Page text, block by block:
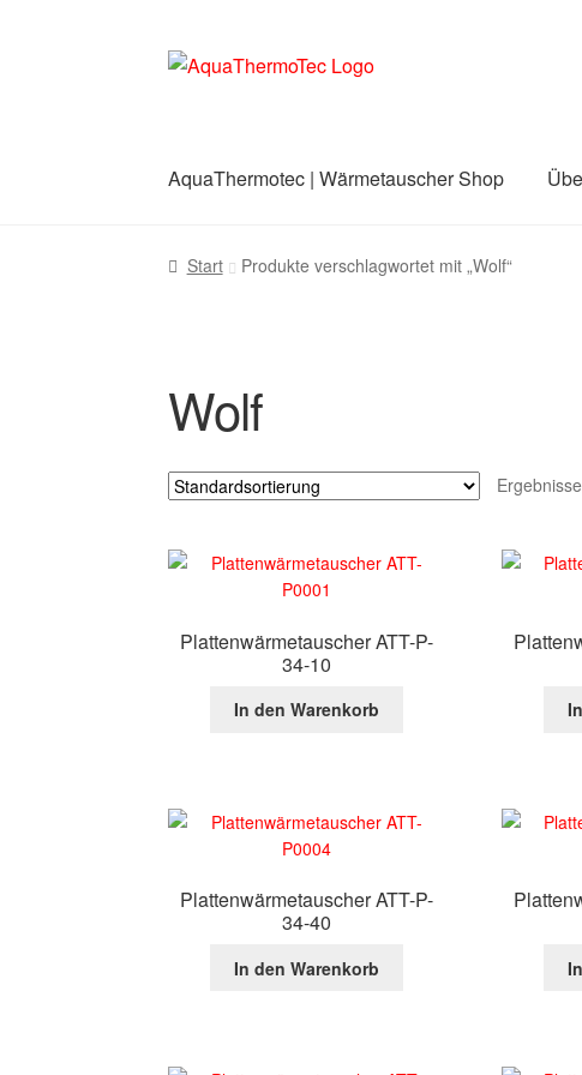
Zur
Zum
AquaThermotec | Wärmetauscher Shop
Start AGB Benutzerkonto Blog Cookie-Richtlinie
Start Produkte verschlagwortet mit „Wolf“
Wolf
Plattenwärmetauscher ATT-P-
34-10
In den Warenkorb
Plattenwärmetauscher ATT-P-
34-40
In den Warenkorb